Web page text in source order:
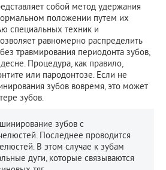
собой метод удержания
положении путем их
специальных техник и
равномерно распределить
травмирования периодонта зубов,
Процедура, как правило,
или пародонтозе. Если не
зубов вовремя, это может
зубов.
зубов с
Последнее проводится
В этом случае к зубам
дуги, которые связываются